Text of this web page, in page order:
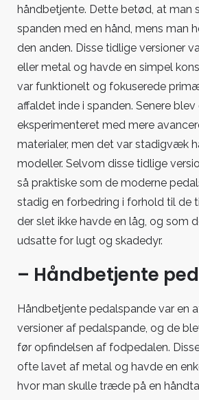
håndbetjente. Dette betød, at man
spanden med en hånd, mens man
den anden. Disse tidlige versioner
eller metal og havde en simpel
var funktionelt og fokuserede
affaldet inde i spanden. Senere blev
eksperimenteret med mere
materialer, men det var stadigvæk
modeller. Selvom disse tidlige
så praktiske som de moderne
stadig en forbedring i forhold til de
der slet ikke havde en låg, og som
udsatte for lugt og skadedyr.
– Håndbetjente
Håndbetjente pedalspande var en
versioner af pedalspande, og de
før opfindelsen af fodpedalen.
ofte lavet af metal og havde en
hvor man skulle træde på en